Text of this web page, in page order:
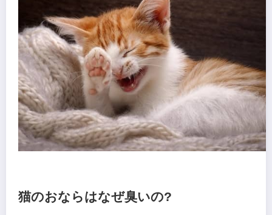
猫のおならはなぜ臭いの?